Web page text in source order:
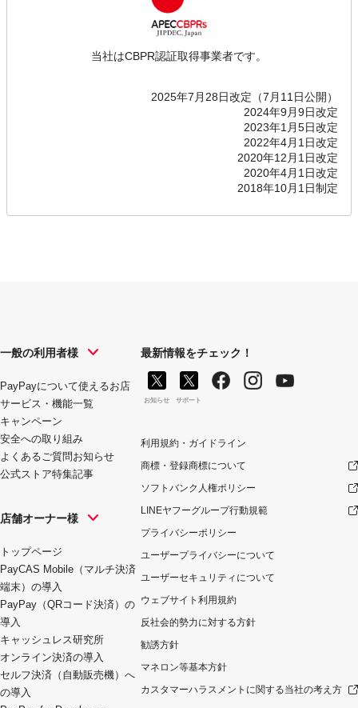
当社はCBPR認証取得事業者です。
2025年7月28日改定（7月11日公開）
2024年9月9日改定
2023年1月5日改定
2022年4月1日改定
2020年12月1日改定
2020年4月1日改定
2018年10月1日制定
一般の利用者様
PayPayについて使えるお店
サービス・機能一覧
キャンペーン
安全への取り組み
よくあるご質問お知らせ
公式ストア特集記事
店舗オーナー様
トップページ
PayCAS Mobile（マルチ決済
端末）の導入
PayPay（QRコード決済）の
導入
キャッシュレス研究所
オンライン決済の導入
セルフ決済（自動販売機）へ
の導入
最新情報をチェック！
お知らせ サポート
利用規約・ガイドライン
商標・登録商標について
ソフトバンク人権ポリシー
LINEヤフーグループ行動規範
プライバシーポリシー
ユーザープライバシーについて
ユーザーセキュリティについて
ウェブサイト利用規約
反社会的勢力に対する方針
勧誘方針
マネロン等基本方針
カスタマーハラスメントに関する当社の考え方